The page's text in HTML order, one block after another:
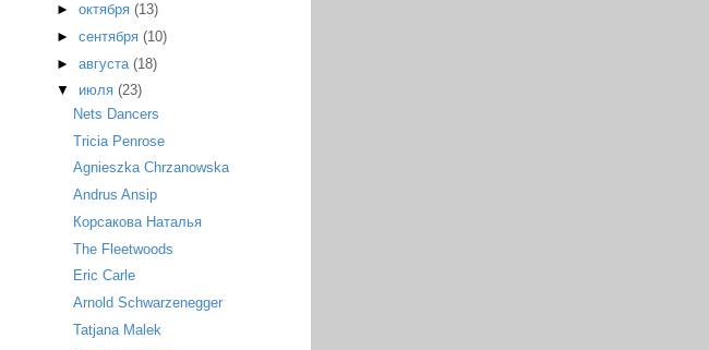
► октября (13)
► сентября (10)
► августа (18)
▼ июля (23)
Nets Dancers
Tricia Penrose
Agnieszka Chrzanowska
Andrus Ansip
Корсакова Наталья
The Fleetwoods
Eric Carle
Arnold Schwarzenegger
Tatjana Malek